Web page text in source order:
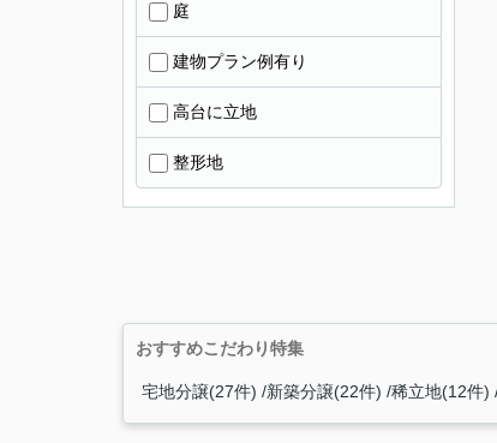
庭
建物プラン例有り
高台に立地
整形地
おすすめこだわり特集
宅地分譲(27件) 新築分譲(22件) 稀立地(12件)